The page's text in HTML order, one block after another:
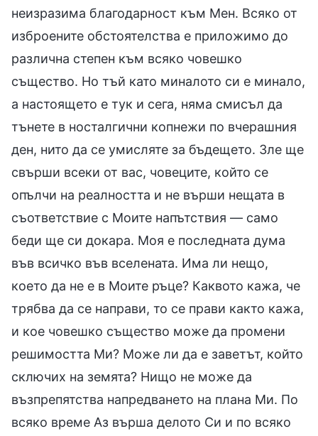
неизразима благодарност към Мен. Всяко от
изброените обстоятелства е приложимо до
различна степен към всяко човешко
същество. Но тъй като миналото си е минало,
а настоящето е тук и сега, няма смисъл да
тънете в носталгични копнежи по вчерашния
ден, нито да се умисляте за бъдещето. Зле ще
свърши всеки от вас, човеците, който се
опълчи на реалността и не върши нещата в
съответствие с Моите напътствия — само
беди ще си докара. Моя е последната дума
във всичко във вселената. Има ли нещо,
което да не е в Моите ръце? Каквото кажа, че
трябва да се направи, то се прави както кажа,
и кое човешко същество може да промени
решимостта Ми? Може ли да е заветът, който
сключих на земята? Нищо не може да
възпрепятства напредването на плана Ми. По
всяко време Аз върша делото Си и по всяко